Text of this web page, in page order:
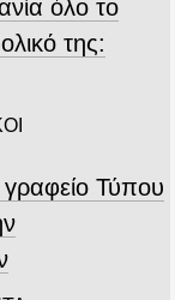
όλο το
της:
Τύπου